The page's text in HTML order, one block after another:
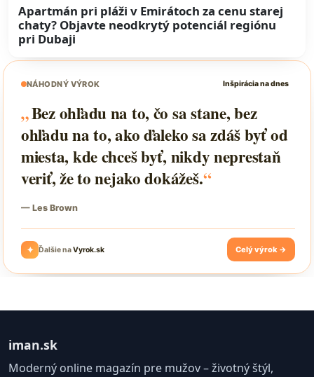
Apartmán pri pláži v Emirátoch za cenu starej
chaty? Objavte neodkrytý potenciál regiónu
pri Dubaji
iman.sk
Moderný online magazín pre mužov – životný štýl,